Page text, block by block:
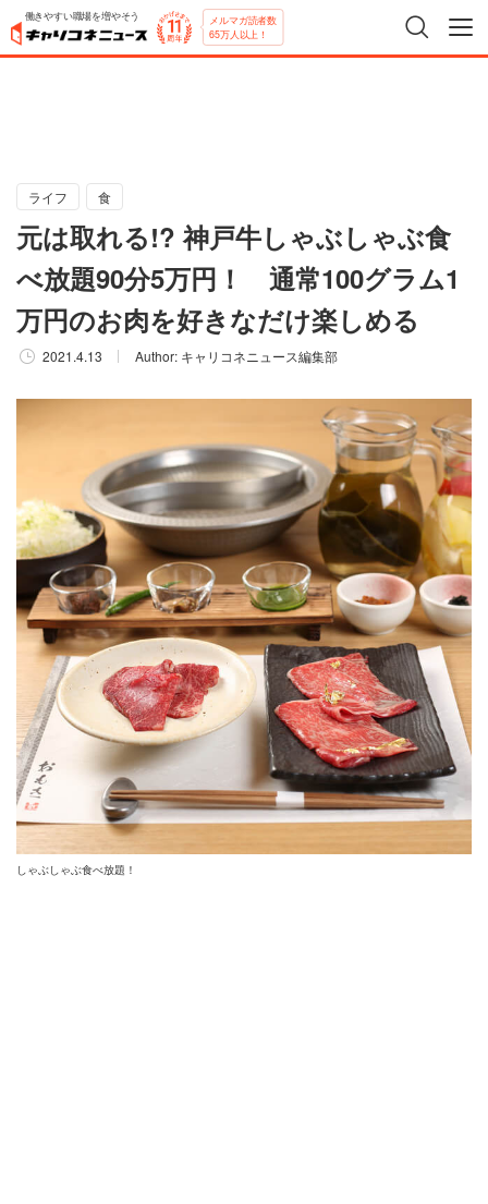
働きやすい職場を増やそう メルマガ読者数
65万人以上！
ライフ 食
元は取れる!? 神戸牛しゃぶしゃぶ食
べ放題90分5万円！ 通常100グラム1
万円のお肉を好きなだけ楽しめる
2021.4.13 Author: キャリコネニュース編集部
しゃぶしゃぶ食べ放題！